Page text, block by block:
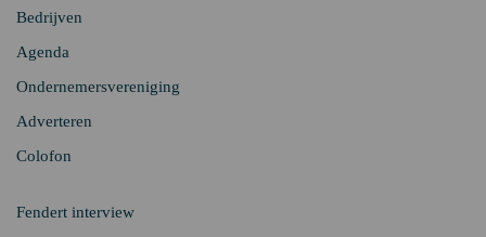
Bedrijven
Agenda
Ondernemersvereniging
Adverteren
Colofon
Fendert interview